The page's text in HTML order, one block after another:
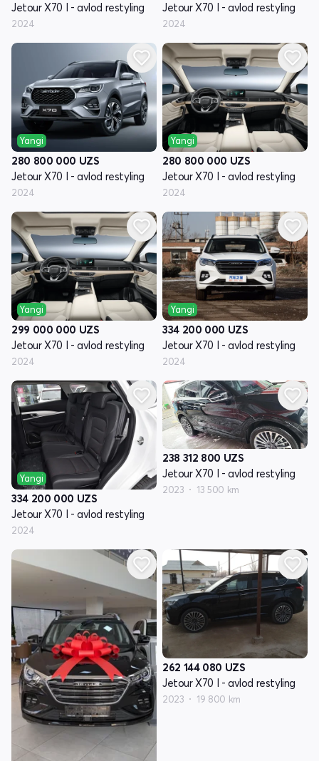
Jetour X70 I - avlod restyling
2024
Jetour X70 I - avlod restyling
2024
Yangi
280 800 000 UZS
Jetour X70 I - avlod restyling
2024
Yangi
280 800 000 UZS
Jetour X70 I - avlod restyling
2024
Yangi
299 000 000 UZS
Jetour X70 I - avlod restyling
2024
Yangi
334 200 000 UZS
Jetour X70 I - avlod restyling
2024
Yangi
334 200 000 UZS
Jetour X70 I - avlod restyling
2024
238 312 800 UZS
Jetour X70 I - avlod restyling
2023 13 500 km
262 144 080 UZS
Jetour X70 I - avlod restyling
2023 19 800 km